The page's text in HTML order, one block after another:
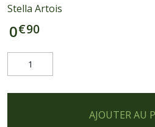
Stella Artois
0€90
AJOUTER AU